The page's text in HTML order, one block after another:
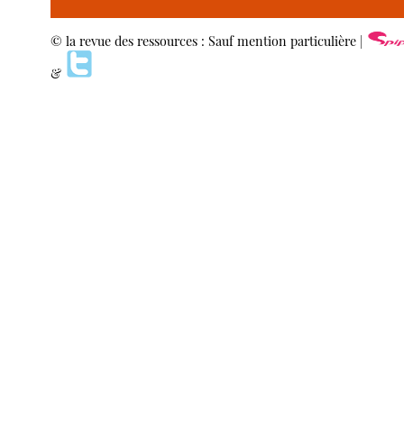
© la revue des ressources : Sauf mention particulière |
&